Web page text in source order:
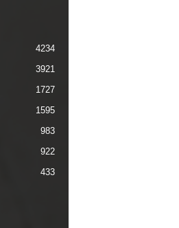
4234
3921
1727
1595
983
922
433